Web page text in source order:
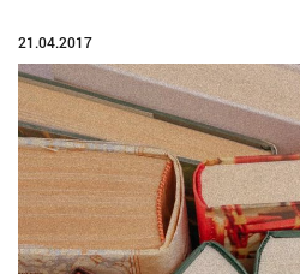
21.04.2017